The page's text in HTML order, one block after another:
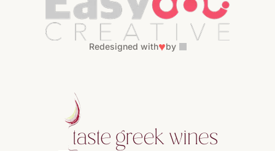
Redesigned with♥by